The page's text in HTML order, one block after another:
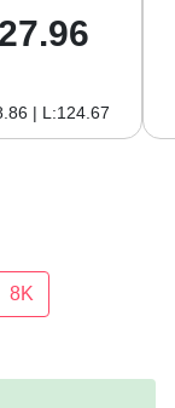
| L:124.67
8K